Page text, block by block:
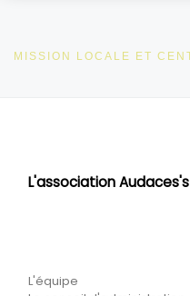
L'association Audaces's
L'équipe